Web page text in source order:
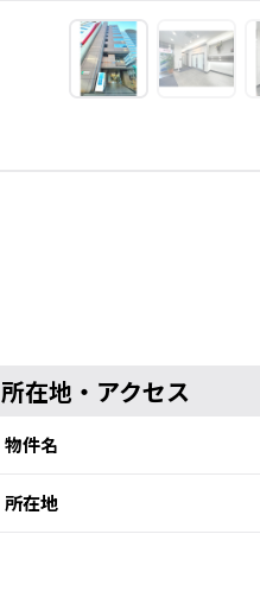
所在地・アクセス
物件名
所在地